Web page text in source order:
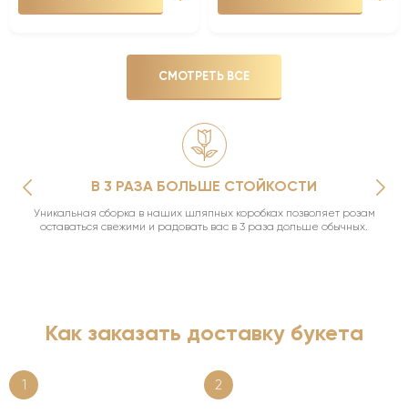
СМОТРЕТЬ ВСЕ
В 3 РАЗА БОЛЬШЕ СТОЙКОСТИ
Уникальная сборка в наших шляпных коробках позволяет розам
оставаться свежими и радовать вас в 3 раза дольше обычных.
Как заказать доставку букета
1 2